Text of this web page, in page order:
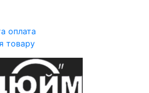
оплата
товару